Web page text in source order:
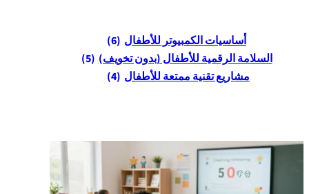
أساسيات الكمبيوتر للأطفال (6)
السلامة الرقمية للأطفال (بدون تخويف) (5)
مشاريع تقنية ممتعة للأطفال (4)